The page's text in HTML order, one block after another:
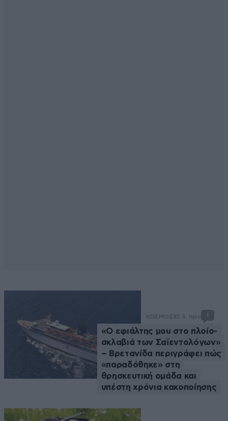
ΚΟΣΜΟΣ35 λ. πριν
«Ο εφιάλτης μου στο πλοίο-
σκλαβιά των Σαϊεντολόγων»
– Βρετανίδα περιγράφει πώς
«παραδόθηκε» στη
θρησκευτική ομάδα και
υπέστη χρόνια κακοποίησης